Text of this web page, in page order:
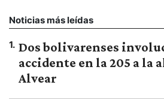
Noticias más leídas
1. Dos bolivarenses
accidente en la 205 a la
Alvear